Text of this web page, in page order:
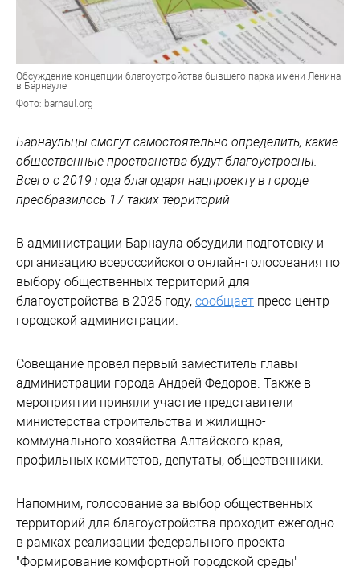
Обсуждение концепции благоустройства бывшего парка имени Ленина
в Барнауле
Фото: barnaul.org
Барнаульцы смогут самостоятельно определить, какие
общественные пространства будут благоустроены.
Всего с 2019 года благодаря нацпроекту в городе
преобразилось 17 таких территорий
В администрации Барнаула обсудили подготовку и
организацию всероссийского онлайн-голосования по
выбору общественных территорий для
благоустройства в 2025 году, сообщает пресс-центр
городской администрации.
Совещание провел первый заместитель главы
администрации города Андрей Федоров. Также в
мероприятии приняли участие представители
министерства строительства и жилищно-
коммунального хозяйства Алтайского края,
профильных комитетов, депутаты, общественники.
Напомним, голосование за выбор общественных
территорий для благоустройства проходит ежегодно
в рамках реализации федерального проекта
"Формирование комфортной городской среды"